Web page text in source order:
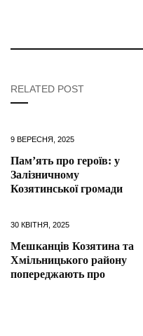
RELATED POST
9 ВЕРЕСНЯ, 2025
Пам’ять про героїв: у
Залізничному
Козятинської громади
30 КВІТНЯ, 2025
Мешканців Козятина та
Хмільницького району
попереджають про